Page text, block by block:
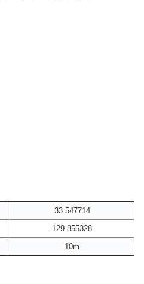
33.547714
129.855328
10m